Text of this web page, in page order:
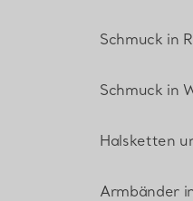
Schmuck in
Schmuck in
Halsketten
Armbänder